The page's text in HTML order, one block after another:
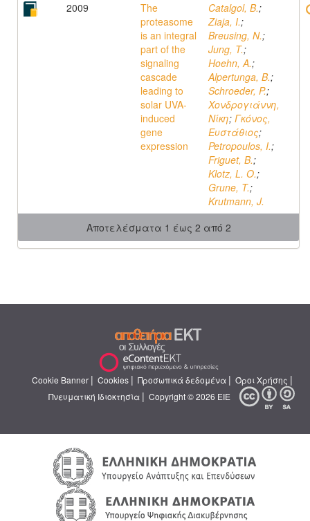
2009
The
proteasome
is an integral
part of the
signaling
cascade
leading to
solar UVA-
induced
gene
expression
Catalgol, B.;
Ziaja, I.;
Breusing, N.;
Jung, T.;
Hoehn, A.;
Alpertunga, B.;
Schroeder, P.;
Χονδρογιάννη,
Νίκη; Γκόνος,
Ευστάθιος;
Petropoulos, I.;
Friguet, B.;
Klotz, L. O.;
Grune, T.;
Krutmann, J.
Αποτελέσματα 1 έως 2 από 2
Cookie Banner | Cookies | Προσωπικά δεδομένα | Όροι Χρήσης |
Πνευματική Ιδιοκτησία | Copyright © 2026 ΕΙΕ